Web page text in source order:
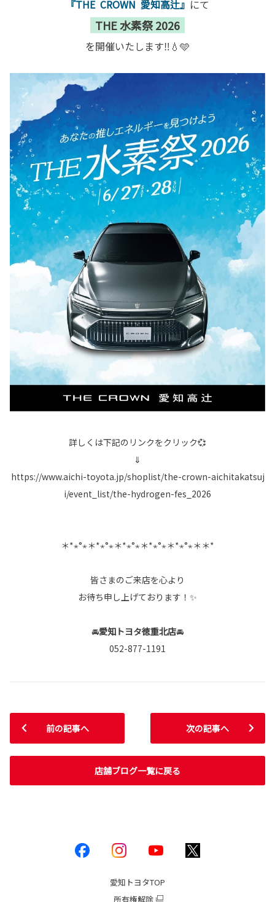
『THE CROWN 愛知高辻』 にて
THE 水素祭 2026
を開催いたします‼💧🩵
詳しくは下記のリンクをクリック💞
⇓
https://www.aichi-toyota.jp/shoplist/the-crown-aichitakatsuj
i/event_list/the-hydrogen-fes_2026
＊*⋆°⋆＊*⋆°⋆＊*⋆°⋆＊*⋆°⋆＊*⋆°⋆＊＊*
皆さまのご来店を心より
お待ち申し上げております！✨
🚘愛知トヨタ徳重北店🚘
052-877-1191
前の記事へ
店舗ブログ一覧に戻る
次の記事へ
愛知トヨタTOP
所有権解除